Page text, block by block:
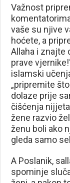
Važnost
vaše su njive
hoćete, a
Allaha i znajte
prave
islamski
„pripremite
dolaze prije
čišćenja
žene razvio
ženu boli ako
gleda samo
A Poslanik,
spominje